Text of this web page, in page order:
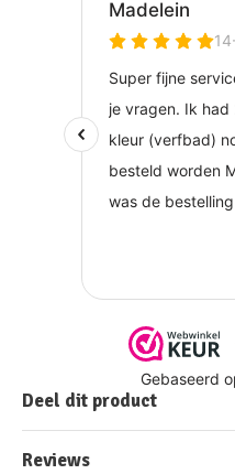
Deel dit product
Reviews